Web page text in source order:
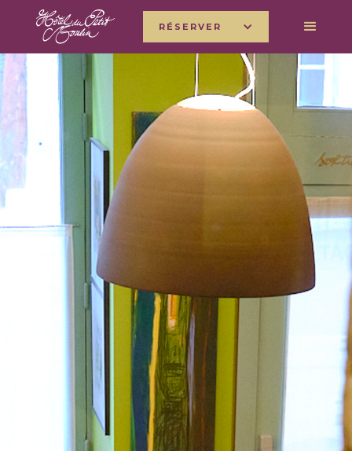
RÉSERVER